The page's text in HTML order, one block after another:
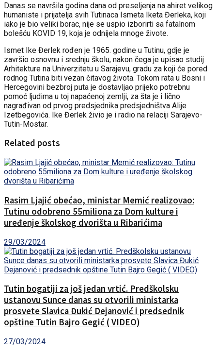
Danas se navršila godina dana od preseljenja na ahiret velikog
humaniste i prijatelja svih Tutinaca Ismeta Iketa Đerleka, koji
iako je bio veliki borac, nije se uspio izborirti sa fatalnom
bolešću KOVID 19, koja je odnijela mnoge živote.
Ismet Ike Đerlek rođen je 1965. godine u Tutinu, gdje je
završio osnovnu i srednju školu, nakon čega je upisao studij
Arhitekture na Univerzitetu u Sarajevu, gradu za koji će pored
rodnog Tutina biti vezan čitavog života. Tokom rata u Bosni i
Hercegovini bezbroj puta je dostavljao prijeko potrebnu
pomoć ljudima u toj napaćenoj zemlji, za šta je i lično
nagrađivan od prvog predsjednika predsjedništva Alije
Izetbegovića. Ike Đerlek živio je i radio na relaciji Sarajevo-
Tutin-Mostar.
Related posts
Rasim Ljajić obećao, ministar Memić realizovao:
Tutinu odobreno 55miliona za Dom kulture i
uređenje školskog dvorišta u Ribarićima
29/03/2024
Tutin bogatiji za još jedan vrtić. Predškolsku
ustanovu Sunce danas su otvorili ministarka
prosvete Slavica Đukić Dejanović i predsednik
opštine Tutin Bajro Gegić ( VIDEO)
27/03/2024